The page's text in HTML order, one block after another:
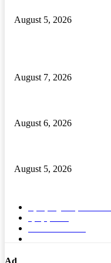
August 5, 2026
August 7, 2026
August 6, 2026
August 5, 2026